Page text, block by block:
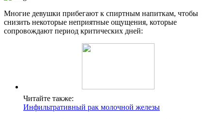
Многие девушки прибегают к спиртным напиткам, чтобы
снизить некоторые неприятные ощущения, которые
сопровождают период критических дней:
Читайте также:
Инфильтративный рак молочной железы